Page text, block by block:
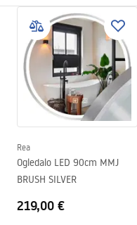
Jamstvo
Boja
Duljina
Kompatibilni setovi
Boja
Rea
Ogledalo LED 90cm MMJ
BRUSH SILVER
219,00 €